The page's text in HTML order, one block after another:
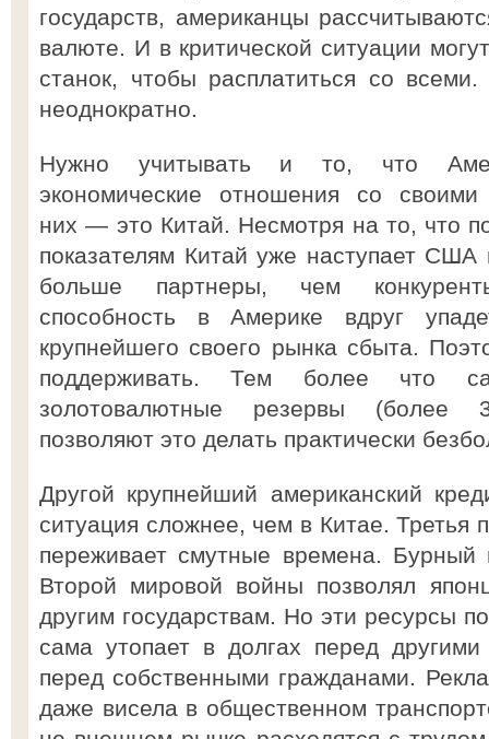
государств, американцы
валюте. И в критической ситуации
станок, чтобы расплатиться со
неоднократно.
Нужно учитывать и то, что
экономические отношения со
них — это Китай. Несмотря на то, что
показателям Китай уже наступает США
больше партнеры, чем
способность в Америке вдруг
крупнейшего своего рынка сбыта.
поддерживать. Тем более что
золотовалютные резервы (более
позволяют это делать практически
Другой крупнейший американский
ситуация сложнее, чем в Китае. Третья
переживает смутные времена.
Второй мировой войны позволял
другим государствам. Но эти ресурсы
сама утопает в долгах перед другими
перед собственными гражданами.
даже висела в общественном